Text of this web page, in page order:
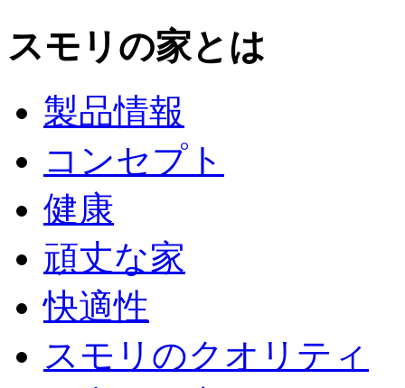
スモリの家とは
製品情報
コンセプト
健康
頑丈な家
快適性
スモリのクオリティ